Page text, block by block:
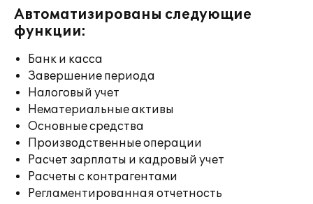
Автоматизированы следующие
функции:
Банк и касса
Завершение периода
Налоговый учет
Нематериальные активы
Основные средства
Производственные операции
Расчет зарплаты и кадровый учет
Расчеты с контрагентами
Регламентированная отчетность